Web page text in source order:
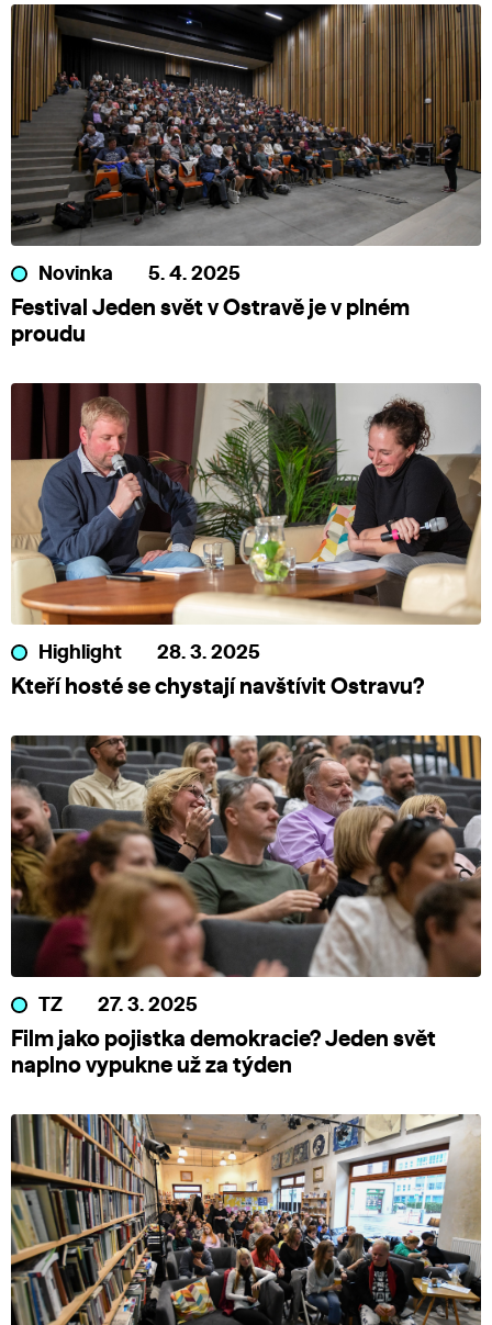
Novinka 5. 4. 2025
Festival Jeden svět v Ostravě je v plném
proudu
Highlight 28. 3. 2025
Kteří hosté se chystají navštívit Ostravu?
TZ 27. 3. 2025
Film jako pojistka demokracie? Jeden svět
naplno vypukne už za týden